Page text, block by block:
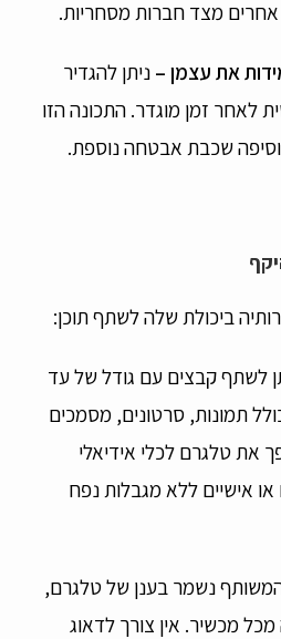
מצד חברות מסחריות.
את עצמן – ניתן להגדיר
לאחר זמן מוגדר. התכונה הזו
שכבת אבטחה נוספת.
ביכולת שלה לשתף תוכן:
לשתף קבצים עם גודל של עד
תמונות, סרטונים, מסמכים
את טלגרם לכלי אידיאלי
או אישיים ללא מגבלות נפח
נשמר בענן של טלגרם,
מכשיר. אין צורך לדאוג